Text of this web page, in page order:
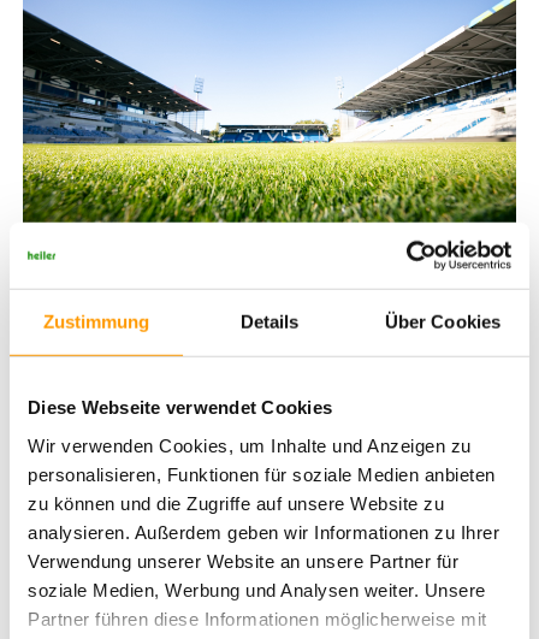
Zustimmung Details Über Cookies
Diese Webseite verwendet Cookies
Wir verwenden Cookies, um Inhalte und Anzeigen zu
personalisieren, Funktionen für soziale Medien anbieten
zu können und die Zugriffe auf unsere Website zu
analysieren. Außerdem geben wir Informationen zu Ihrer
Verwendung unserer Website an unsere Partner für
soziale Medien, Werbung und Analysen weiter. Unsere
Partner führen diese Informationen möglicherweise mit
Konstant stark: Darmstadt zum sechsten Mal in acht Jahren unter den Top
Die ausgezeichneten Clubs im Überblick
Platz: Bayer 04 Leverkusen – BayArena
Platz: VfL Wolfsburg – Volkswagen Arena
Platz: FC Bayern München – Allianz Arena
Bundesliga
Platz: Fortuna Düsseldorf – MERKUR SPIEL-ARENA
Platz: Hertha BSC – Olympiastadion Berlin
Platz: SV Darmstadt 98 – Merck-Stadion am Böllenfalltor